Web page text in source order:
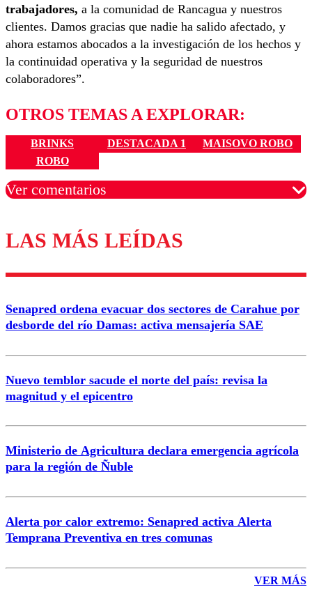
trabajadores, a la comunidad de Rancagua y nuestros
clientes. Damos gracias que nadie ha salido afectado, y
ahora estamos abocados a la investigación de los hechos y
la continuidad operativa y la seguridad de nuestros
colaboradores”.
OTROS TEMAS A EXPLORAR:
BRINKS DESTACADA 1
MAISOVO ROBO
ROBO
Ver comentarios
Los comentarios son moderados para garantizar un
diálogo respetuoso.
Correo
LAS MÁS LEÍDAS
Senapred ordena evacuar dos sectores de Carahue por
desborde del río Damas: activa mensajería SAE
Nuevo temblor sacude el norte del país: revisa la
magnitud y el epicentro
Ministerio de Agricultura declara emergencia agrícola
para la región de Ñuble
Alerta por calor extremo: Senapred activa Alerta
Temprana Preventiva en tres comunas
VER MÁS